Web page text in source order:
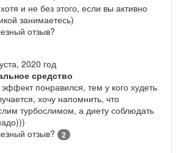
и не без этого, если вы активно
занимаетесь)
отзыв?
2020 год
средство
понравился, тем у кого худеть
хочу напомнить, что
турбослимом, а диету соблюдать
отзыв?
2